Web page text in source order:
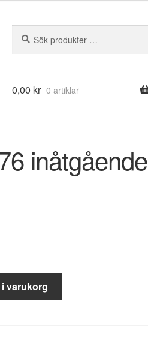
efter:
0,00 kr 0 artiklar
inåtgående
varukorg